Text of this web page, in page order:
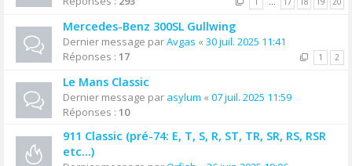
Mercedes-Benz 300SL Gullwing
Dernier message parAvgas « 30 juil. 2025 11:41
Réponses : 17 1 2
Le Mans Classic
Dernier message par asylum « 07 juil. 2025 11:59
Réponses : 10
911 Classic (pré-74: E, T, S, R, ST, TR, SR, RS, RSR
etc...)